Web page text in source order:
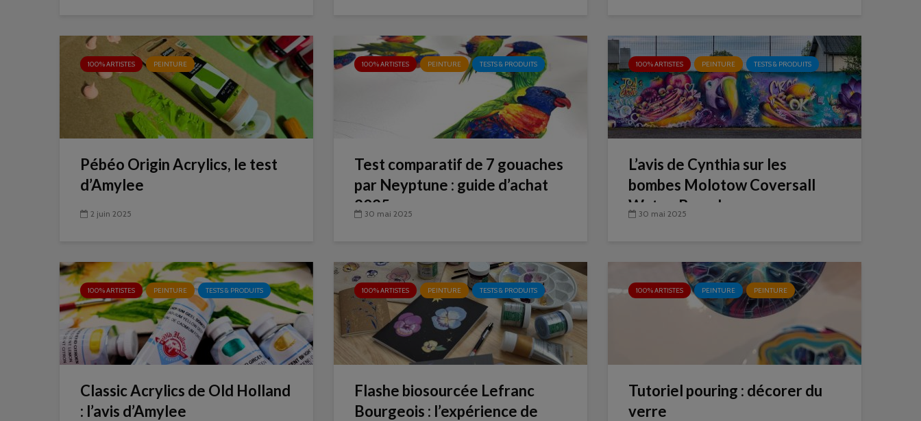
100% ARTISTES PEINTURE
Pébéo Origin Acrylics, le test
d’Amylee
2 juin 2025
100% ARTISTES PEINTURE TESTS & PRODUITS
Test comparatif de 7 gouaches
par Neyptune : guide d’achat
2025
30 mai 2025
100% ARTISTES PEINTURE TESTS & PRODUITS
L’avis de Cynthia sur les
bombes Molotow Coversall
Water-Based
30 mai 2025
100% ARTISTES PEINTURE TESTS & PRODUITS
Classic Acrylics de Old Holland
: l’avis d’Amylee
100% ARTISTES PEINTURE TESTS & PRODUITS
Flashe biosourcée Lefranc
Bourgeois : l’expérience de
100% ARTISTES PEINTURE PEINTURE
Tutoriel pouring : décorer du
verre